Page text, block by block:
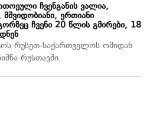
ჩვენგანის ვალია,
ერთიანი
ჩვენი 20 წლის გმირები, 18
რუსეთ-საქართველოს ომიდან
რუსთავში.